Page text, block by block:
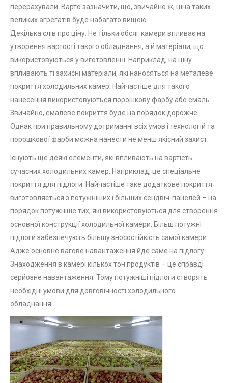
перерахували. Варто зазначити, що, звичайно ж, ціна таких
великих агрегатів буде набагато вищою.
Декілька слів про ціну. Не тільки обсяг камери впливає на
утворення вартості такого обладнання, а й матеріали, що
використовуються у виготовленні. Наприклад, на ціну
впливають ті захисні матеріали, які наносяться на металеве
покриття холодильних камер. Найчастіше для такого
нанесення використовуються порошкову фарбу або емаль.
Звичайно, емалеве покриття буде на порядок дорожче.
Однак при правильному дотриманні всіх умов і технологій та
порошкової фарби можна нанести не менш якісний захист.
Існують ще деякі елементи, які впливають на вартість
сучасних холодильних камер. Наприклад, це спеціальне
покриття для підлоги. Найчастіше таке додаткове покриття
виготовляється з потужніших і більших сендвіч-панелей – на
порядок потужніше тих, які використовуються для створення
основної конструкції холодильної камери. Більш потужні
підлоги забезпечують більшу зносостійкість самої камери.
Адже основне вагове навантаження йде саме на підлогу.
Знаходження в камері кількох тон продуктів – це справді
серйозне навантаження. Тому потужніші підлоги створять
необхідні умови для довговічності холодильного
обладнання.